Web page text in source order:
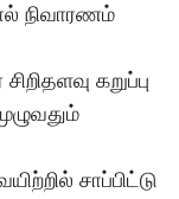
நிவாரணம்
கறுப்பு
சாப்பிட்டு